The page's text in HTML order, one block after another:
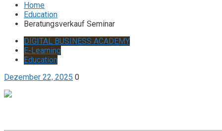
Home
Education
Beratungsverkauf Seminar
DIGITAL BUSINESS ACADEMY
E-Learning
Education
Dezember 22, 2025 0